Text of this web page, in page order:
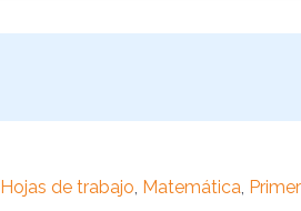
Hojas de trabajo, Matemática,